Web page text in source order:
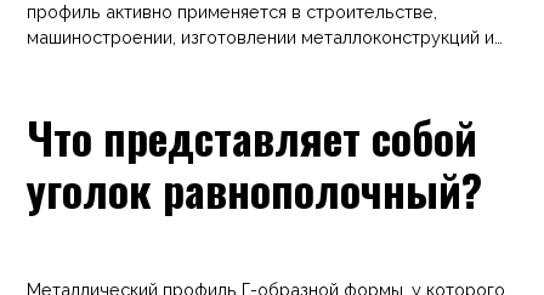
профиль активно применяется в строительстве,
машиностроении, изготовлении металлоконструкций и
Что представляет собой
уголок равнополочный?
Металлический профиль Г-образной формы, у которого